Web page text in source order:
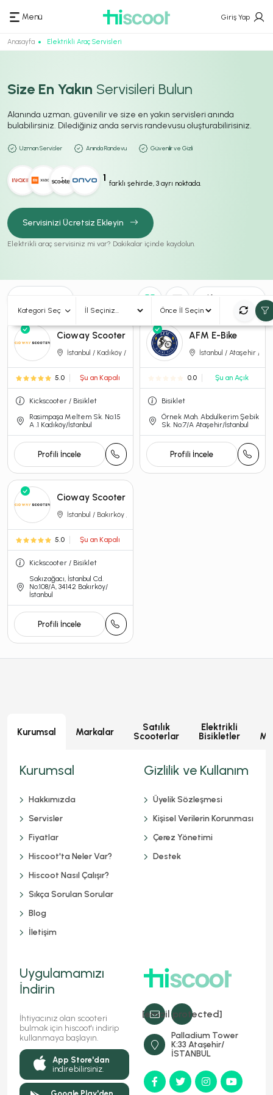
Menü Giriş Yap
Anasayfa Elektrikli Araç Servisleri
Size En Yakın Servisileri Bulun
Alanında uzman, güvenilir ve size en yakın servisleri anında
bulabilirsiniz. Dilediğiniz anda servis randevusu oluşturabilirisiniz.
Uzman Servisler Anında Randevu Güvenilir ve Gizli
1 farklı şehirde, 3 ayrı noktada.
Servisinizi Ücretsiz Ekleyin
Elektrikli araç servisiniz mi var? Dakikalar içinde kaydolun.
Kategori Seç
Cioway Scooter Kadıköy
İstanbul / Kadıköy / Rasimpaşa
5.0 Şu an Kapalı
Kickscooter / Bisiklet
Rasimpaşa Meltem Sk. No:15
A .1 Kadıköy/İstanbul
Profili İncele
AFM E-Bike
İstanbul / Ataşehir /
0.0 Şu an Açık
Bisiklet
Örnek Mah. Abdulkerim Şebik
Sk. No:7/A Ataşehir/İstanbul
Profili İncele
Cioway Scooter Bakırköy
İstanbul / Bakırköy / Florya
5.0 Şu an Kapalı
Kickscooter / Bisiklet
Sakızağacı, İstanbul Cd.
No:108/A, 34142 Bakırköy/
İstanbul
Profili İncele
Kurumsal Markalar
Satılık
Scooterlar
Elektrikli
Bisikletler
[email protected]
Palladium Tower
K:33 Ataşehir/
İSTANBUL
Kurumsal
Hakkımızda
Servisler
Fiyatlar
Hiscoot'ta Neler Var?
Hiscoot Nasıl Çalışır?
Sıkça Sorulan Sorular
Blog
İletişim
Gizlilik ve Kullanım
Üyelik Sözleşmesi
Kişisel Verilerin Korunması
Çerez Yönetimi
Destek
Uygulamamızı
İndirin
İhtiyacınız olan scooteri
bulmak için hiscoot'ı indirip
kullanmaya başlayın.
App Store'dan
indirebilirsiniz.